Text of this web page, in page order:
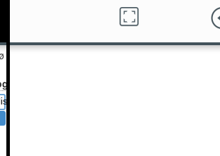
1817 - Til og afgangslister 1851